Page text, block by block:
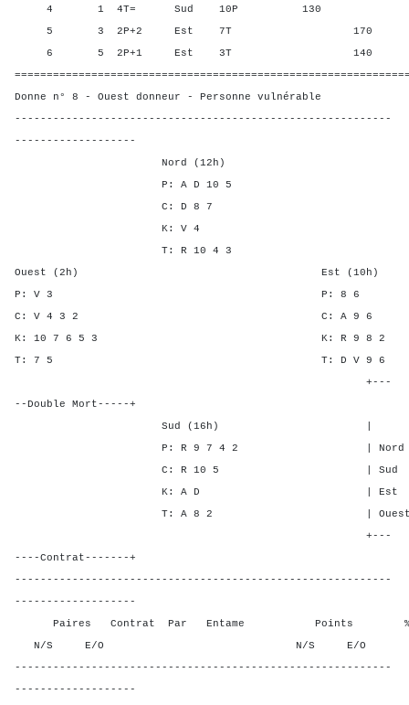
4 1 4T= Sud 10P 130
5 3 2P+2 Est 7T 170
6 5 2P+1 Est 3T 140
Donne n° 8 - Ouest donneur - Personne vulnérable
-----------------------------------------------------------
-------------------
Nord (12h)
P: A D 10 5
C: D 8 7
K: V 4
T: R 10 4 3
Ouest (2h) Est (10h)
P: V 3 P: 8
C: V 4 3 2 C: A
K: 10 7 6 5 3 K: R 9
T: 7 5 T: D V
+---
--Double Mort-----+
Sud (16h) | SA P
P: R 9 7 4 2 | Nord -
C: R 10 5 | Sud - -
K: A D | Est - 4 -
T: A 8 2 | Ouest - 4
+---
----Contrat-------+
-----------------------------------------------------------
-------------------
Paires Contrat Par Entame Points %
N/S E/O N/S E/O N/
-----------------------------------------------------------
-------------------